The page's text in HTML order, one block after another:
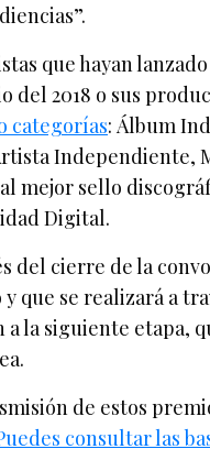
que hayan
del 2018 o sus
categorías: Álbum
Independiente,
mejor sello
Digital.
del cierre de la
que se realizará a
a la siguiente etapa,
de estos
consultar las